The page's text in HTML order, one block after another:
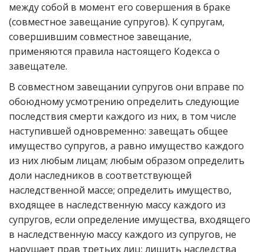
между собой в момент его совершения в браке
(совместное завещание супругов). К супругам,
совершившим совместное завещание,
применяются правила настоящего Кодекса о
завещателе.
В совместном завещании супругов они вправе по
обоюдному усмотрению определить следующие
последствия смерти каждого из них, в том числе
наступившей одновременно: завещать общее
имущество супругов, а равно имущество каждого
из них любым лицам; любым образом определить
доли наследников в соответствующей
наследственной массе; определить имущество,
входящее в наследственную массу каждого из
супругов, если определение имущества, входящего
в наследственную массу каждого из супругов, не
нарушает прав третьих лиц; лишить наследства